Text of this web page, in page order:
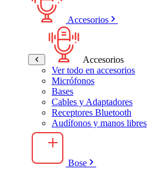
Accesorios
Accesorios
Ver todo en accesorios
Micrófonos
Bases
Cables y Adaptadores
Receptores Bluetooth
Audífonos y manos libres
Bose